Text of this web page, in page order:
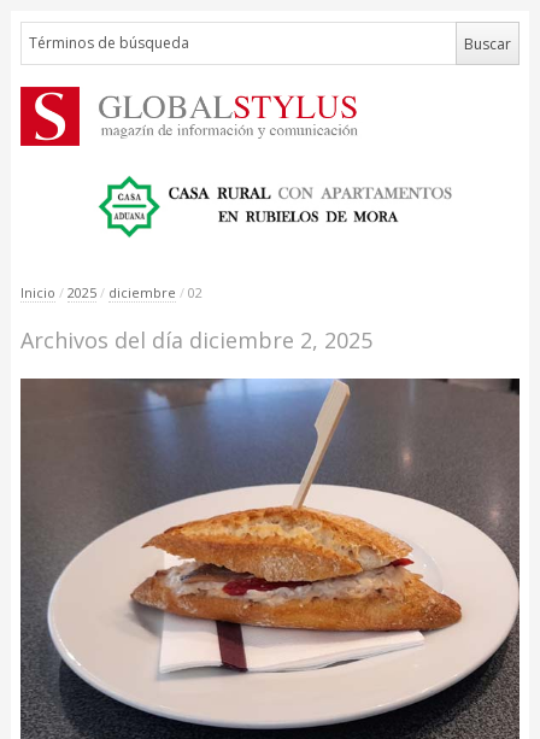
Inicio / 2025 / diciembre / 02
Archivos del día diciembre 2, 2025